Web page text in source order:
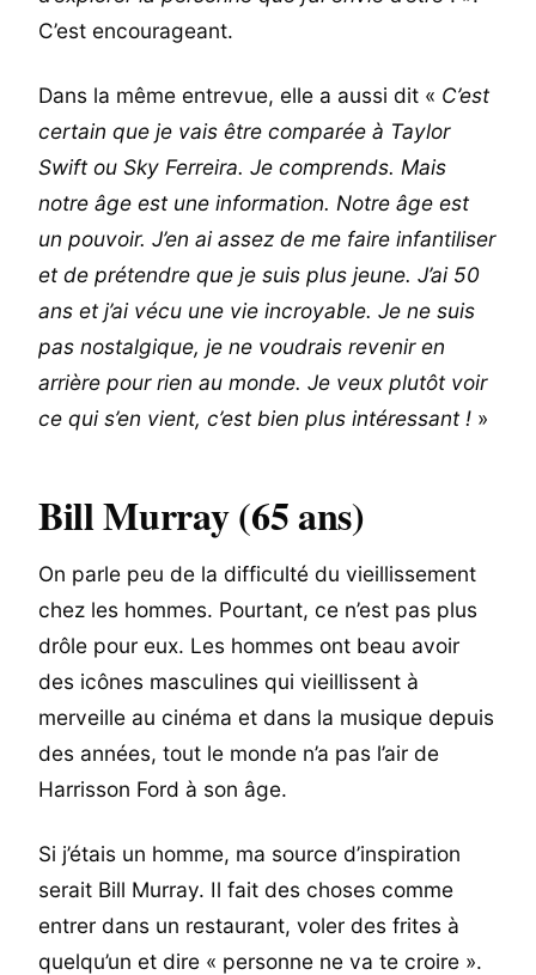
C’est encourageant.
Dans la même entrevue, elle a aussi dit « C’est
certain que je vais être comparée à Taylor
Swift ou Sky Ferreira. Je comprends. Mais
notre âge est une information. Notre âge est
un pouvoir. J’en ai assez de me faire infantiliser
et de prétendre que je suis plus jeune. J’ai 50
ans et j’ai vécu une vie incroyable. Je ne suis
pas nostalgique, je ne voudrais revenir en
arrière pour rien au monde. Je veux plutôt voir
ce qui s’en vient, c’est bien plus intéressant ! »
Bill Murray (65 ans)
On parle peu de la difficulté du vieillissement
chez les hommes. Pourtant, ce n’est pas plus
drôle pour eux. Les hommes ont beau avoir
des icônes masculines qui vieillissent à
merveille au cinéma et dans la musique depuis
des années, tout le monde n’a pas l’air de
Harrisson Ford à son âge.
Si j’étais un homme, ma source d’inspiration
serait Bill Murray. Il fait des choses comme
entrer dans un restaurant, voler des frites à
quelqu’un et dire « personne ne va te croire ».